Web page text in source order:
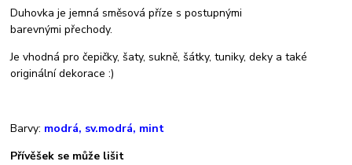
Duhovka je jemná směsová příze s postupnými
barevnými přechody.
Je vhodná pro čepičky, šaty, sukně, šátky, tuniky, deky a také
originální dekorace :)
Barvy: modrá, sv.modrá, mint
Přívěšek se může lišit